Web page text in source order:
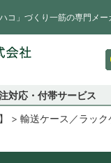
コ」づくり一筋の専門メー
対応・付帯サービス
輸送ケース／ラッ